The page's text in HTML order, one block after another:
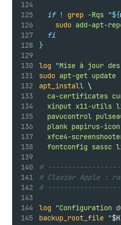
if ! grep -Rqs "${
sudo add-apt-
fi
}
log "Mise à jour
sudo apt-get update
apt_install \
ca-certificates
xinput x11-utils
pavucontrol
plank papirus-
xfce4-
fontconfig sassc
#
# Clavier Apple :
#
log "Configuration
backup_root_file "